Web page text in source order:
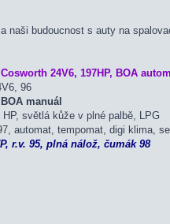
naši budoucnost s auty na
24V6, 197HP, BOA
96
manuál
světlá kůže v plné palbě, LPG
automat, tempomat, digi klima,
r.v. 95, plná nálož, čumák 98